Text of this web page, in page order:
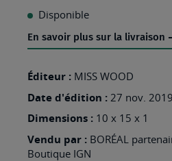
Disponible
En savoir plus sur la livraison
Éditeur : MISS WOOD
Date d'édition : 27 nov. 2019
Dimensions : 10 x 15 x 1
Vendu par : BORÉAL
Boutique IGN